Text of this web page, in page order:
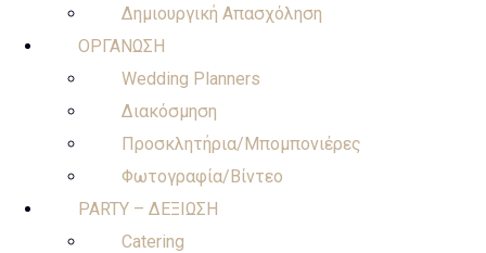
Δημιουργική Απασχόληση
ΟΡΓΑΝΩΣΗ
Wedding Planners
Διακόσμηση
Προσκλητήρια/Μπομπονιέρες
Φωτογραφία/Βίντεο
PARTY – ΔΕΞΙΩΣΗ
Catering